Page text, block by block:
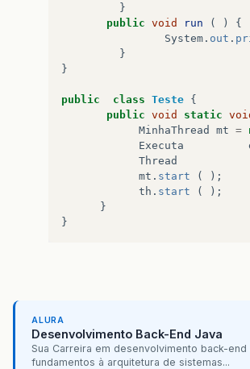
}
public void run ( )
{
System . out .
}
}
public class Teste {
public void static
MinhaThread
mt =
Executa
Thread
mt . start (
);
th . start (
);
}
}
ALURA
Desenvolvimento Back-End Java
Sua Carreira em desenvolvimento back-end
fundamentos à arquitetura de sistemas...